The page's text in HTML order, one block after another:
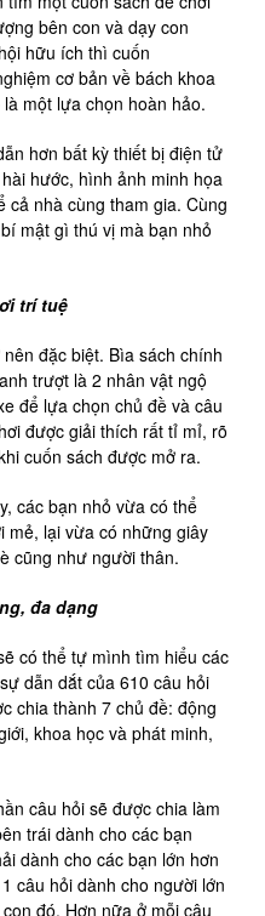
bên con và dạy con
hữu ích thì cuốn
cơ bản về bách khoa
một lựa chọn hoàn hảo.
hơn bất kỳ thiết bị điện tử
hước, hình ảnh minh họa
cả nhà cùng tham gia. Cùng
mật gì thú vị mà bạn nhỏ
trí tuệ
đặc biệt. Bìa sách chính
trượt là 2 nhân vật ngộ
để lựa chọn chủ đề và câu
được giải thích rất tỉ mỉ, rõ
cuốn sách được mở ra.
các bạn nhỏ vừa có thể
mẻ, lại vừa có những giây
cũng như người thân.
đa dạng
có thể tự mình tìm hiểu các
dẫn dắt của 610 câu hỏi
chia thành 7 chủ đề: động
khoa học và phát minh,
câu hỏi sẽ được chia làm
trái dành cho các bạn
dành cho các bạn lớn hơn
câu hỏi dành cho người lớn
đó. Hơn nữa ở mỗi câu